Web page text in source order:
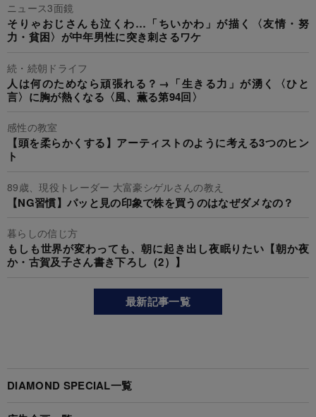
ニュース3面鏡
そりゃおじさんも泣くわ…「ちいかわ」が描く〈友情・努
力・貧困〉が中年男性に突き刺さるワケ
続・続朝ドライフ
人は何のためなら頑張れる？→「生きる力」が湧く〈ひと
言〉に胸が熱くなる〈風、薫る第94回〉
感性の教室
【頭を柔らかくする】アーティストのように考える3つのヒン
ト
89歳、現役トレーダー 大富豪シゲルさんの教え
【NG習慣】パッと見の印象で株を買うのはなぜダメなの？
暮らしの信じ方
もしも世界が変わっても、朝に起き出し夜眠りたい【朝か夜
か・古賀及子さん書き下ろし（2）】
最新記事一覧
DIAMOND SPECIAL一覧